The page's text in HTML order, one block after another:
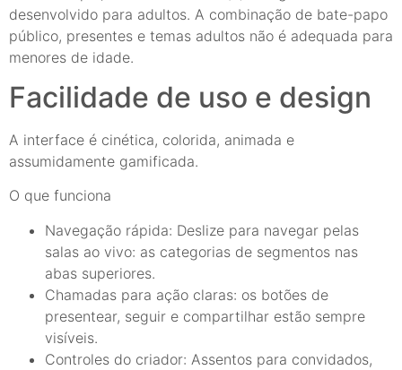
desenvolvido para adultos. A combinação de bate-papo
público, presentes e temas adultos não é adequada para
menores de idade.
Facilidade de uso e design
A interface é cinética, colorida, animada e
assumidamente gamificada.
O que funciona
Navegação rápida: Deslize para navegar pelas
salas ao vivo: as categorias de segmentos nas
abas superiores.
Chamadas para ação claras: os botões de
presentear, seguir e compartilhar estão sempre
visíveis.
Controles do criador: Assentos para convidados,